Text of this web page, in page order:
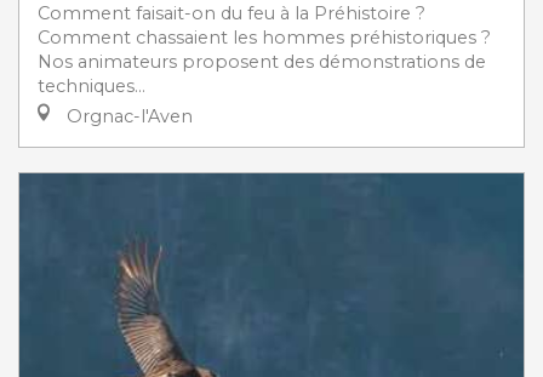
Comment faisait-on du feu à la Préhistoire ?
Comment chassaient les hommes préhistoriques ?
Nos animateurs proposent des démonstrations de
techniques...
Orgnac-l'Aven